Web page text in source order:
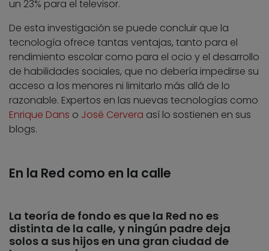
un 23% para el televisor.
De esta investigación se puede concluir que la
tecnología ofrece tantas ventajas, tanto para el
rendimiento escolar como para el ocio y el desarrollo
de habilidades sociales, que no debería impedirse su
acceso a los menores ni limitarlo más allá de lo
razonable. Expertos en las nuevas tecnologías como
Enrique Dans o José Cervera así lo sostienen en sus
blogs.
En la Red como en la calle
La teoría de fondo es que la Red no es
distinta de la calle, y ningún padre deja
solos a sus hijos en una gran ciudad de